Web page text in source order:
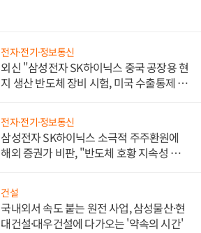
전자·전기·정보통신
외신 "삼성전자 SK하이닉스 중국 공장용 현
지 생산 반도체 장비 시험, 미국 수출통제 대
전자·전기·정보통신
삼성전자 SK하이닉스 소극적 주주환원에
해외 증권가 비판, "반도체 호황 지속성 의
건설
국내외서 속도 붙는 원전 사업, 삼성물산·현
대건설·대우건설에 다가오는 '약속의 시간'